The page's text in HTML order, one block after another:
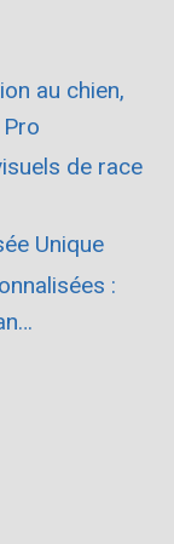
au chien,
de race
Unique
: